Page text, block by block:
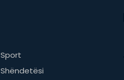
Sport
Shëndetësi